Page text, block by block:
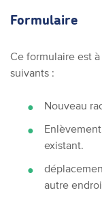
Formulaire
Ce formulaire est
suivants :
Nouveau
existant.
autre